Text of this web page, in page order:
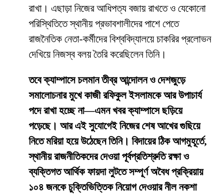
রাখা। এছাড়া নিজের আধিপত্য বজায় রাখতে ও যেকোনো
পরিস্থিতিতে স্থানীয় প্রভাবশালীদের পাশে পেতে
রাজনৈতিক নেতা-কর্মীদের বিশ্ববিদ্যালয়ে চাকরির প্রলোভন
দেখিয়ে নিজস্ব বলয় তৈরি করেছিলেন তিনি।
তবে ক্যাম্পাসে চলমান তীব্র আন্দোলন ও দেশজুড়ে
সমালোচনার মুখে কাজী রফিকুল ইসলামকে আর উপাচার্য
পদে রাখা হচ্ছে না—এমন খবর ক্যাম্পাসে ছড়িয়ে
পড়েছে। আর এই সুযোগেই নিজের শেষ আখের গুছিয়ে
নিতে মরিয়া হয়ে উঠেছেন তিনি। বিদায়ের ঠিক আগমুহূর্তে,
স্থানীয় রাজনীতিকদের দেওয়া পূর্বপ্রতিশ্রুতি রক্ষা ও
ব্যক্তিগত আর্থিক ফায়দা লুটতে সম্পূর্ণ অবৈধ প্রক্রিয়ায়
১০৪ জনকে চুক্তিভিত্তিক নিয়োগ দেওয়ার নীল নকশা